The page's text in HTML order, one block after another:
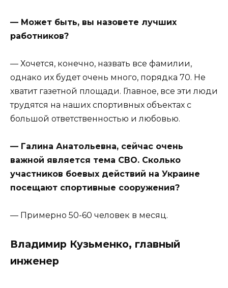
— Может быть, вы назовете лучших
работников?
— Хочется, конечно, назвать все фамилии,
однако их будет очень много, порядка 70. Не
хватит газетной площади. Главное, все эти люди
трудятся на наших спортивных объектах с
большой ответственностью и любовью.
— Галина Анатольевна, сейчас очень
важной является тема СВО. Сколько
участников боевых действий на Украине
посещают спортивные сооружения?
— Примерно 50-60 человек в месяц.
Владимир Кузьменко, главный
инженер